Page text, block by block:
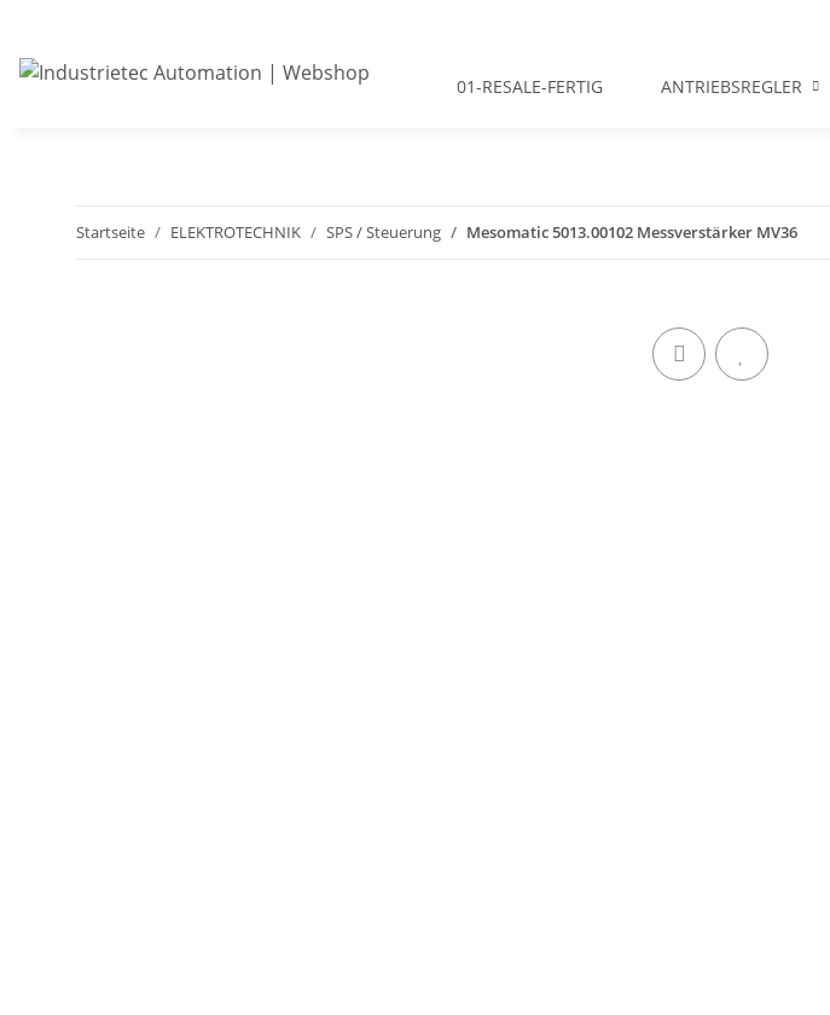
01-RESALE-FERTIG ANTRIEBSREGLER
Startseite ELEKTROTECHNIK SPS / Steuerung Mesomatic 5013.00102 Messverstärker MV36